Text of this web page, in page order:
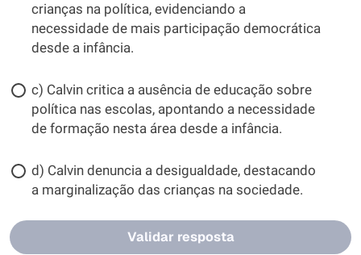
crianças na política, evidenciando a
necessidade de mais participação democrática
desde a infância.
c) Calvin critica a ausência de educação sobre
política nas escolas, apontando a necessidade
de formação nesta área desde a infância.
d) Calvin denuncia a desigualdade, destacando
a marginalização das crianças na sociedade.
Validar resposta